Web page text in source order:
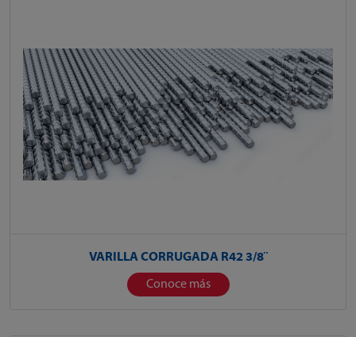
VARILLA CORRUGADA R42 3/8¨
Conoce más